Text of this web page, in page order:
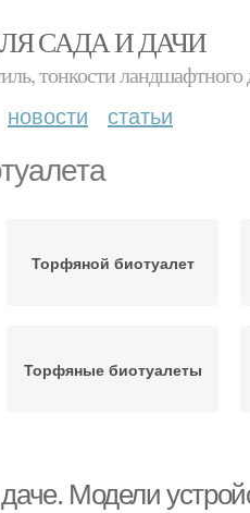
САДА И ДАЧИ
тонкости ландшафтного
новости статьи
Торфяной биотуалет
Торфяные биотуалеты
Модели